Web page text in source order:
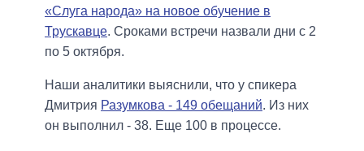
«Слуга народа» на новое обучение в
Трускавце. Сроками встречи назвали дни с 2
по 5 октября.
Наши аналитики выяснили, что у спикера
Дмитрия Разумкова - 149 обещаний. Из них
он выполнил - 38. Еще 100 в процессе.